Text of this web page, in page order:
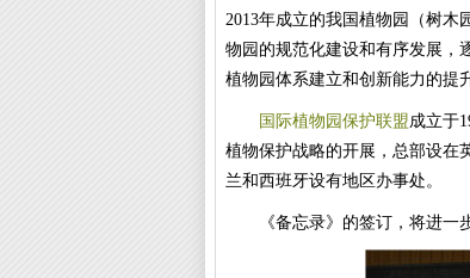
2013年成立的我国植物园（树木
物园的规范化建设和有序发展，
植物园体系建立和创新能力的提
国际植物园保护联盟成立于
植物保护战略的开展，总部设在
兰和西班牙设有地区办事处。
《备忘录》的签订，将进